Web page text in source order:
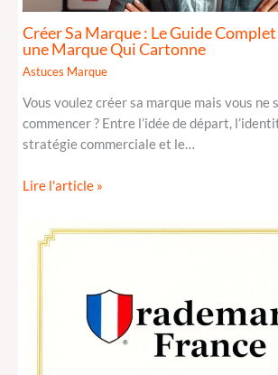
Créer Sa Marque : Le Guide
une Marque Qui Cartonne
Astuces Marque
Vous voulez créer sa marque mais vous ne
commencer ? Entre l’idée de départ,
stratégie commerciale et le…
Lire l'article »